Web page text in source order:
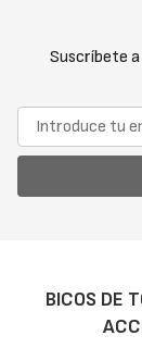
Suscríbete
BICOS DE